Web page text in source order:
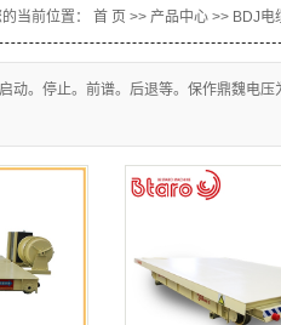
当前位置： 首 页 >> 产品中心 >> BDJ电
动。停止。前谱。后退等。保作鼎魏电压